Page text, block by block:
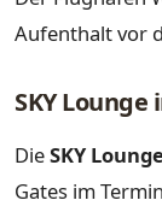
Aufenthalt vor
SKY Lounge
DieSKY Lounge
Gates im